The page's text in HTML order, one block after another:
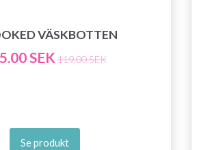
VÄSKBOTTEN
SEK 119.00 SEK
Se produkt